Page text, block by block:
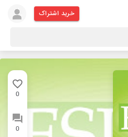
خرید اشتراک
0
0